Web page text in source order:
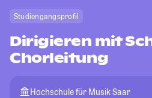
Studiengangsprofil
Dirigieren mit
Chorleitung
Hochschule für Musik Saar